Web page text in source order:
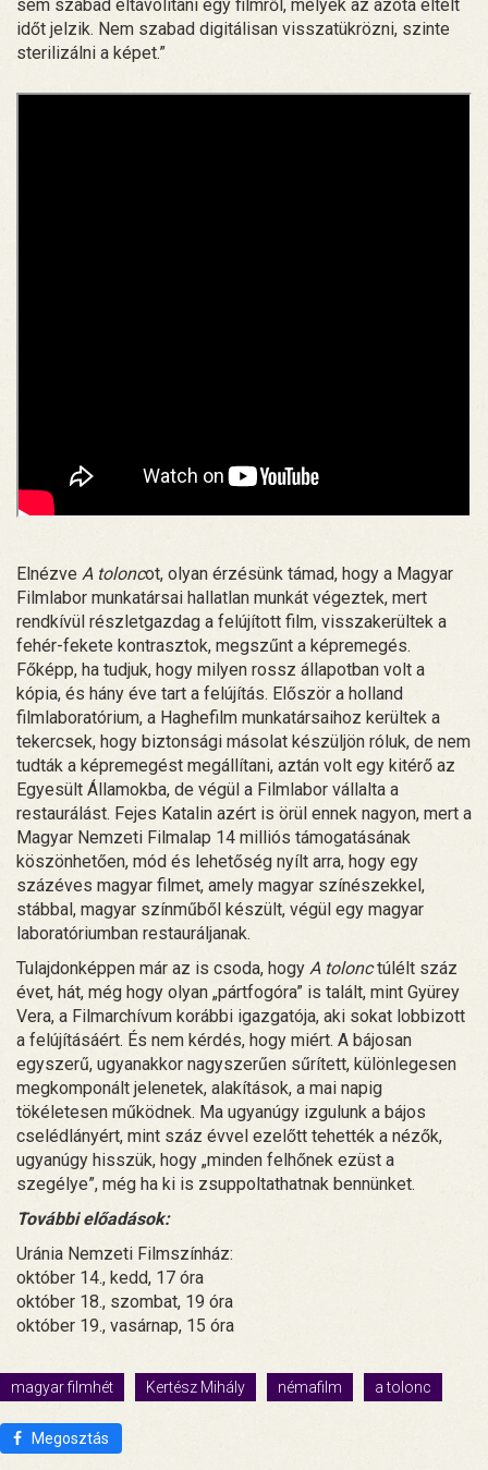
sem szabad eltávolítani egy filmről, melyek az azóta eltelt
időt jelzik. Nem szabad digitálisan visszatükrözni, szinte
sterilizálni a képet.”
Elnézve A toloncot, olyan érzésünk támad, hogy a Magyar
Filmlabor munkatársai hallatlan munkát végeztek, mert
rendkívül részletgazdag a felújított film, visszakerültek a
fehér-fekete kontrasztok, megszűnt a képremegés.
Főképp, ha tudjuk, hogy milyen rossz állapotban volt a
kópia, és hány éve tart a felújítás. Először a holland
filmlaboratórium, a Haghefilm munkatársaihoz kerültek a
tekercsek, hogy biztonsági másolat készüljön róluk, de nem
tudták a képremegést megállítani, aztán volt egy kitérő az
Egyesült Államokba, de végül a Filmlabor vállalta a
restaurálást. Fejes Katalin azért is örül ennek nagyon, mert a
Magyar Nemzeti Filmalap 14 milliós támogatásának
köszönhetően, mód és lehetőség nyílt arra, hogy egy
százéves magyar filmet, amely magyar színészekkel,
stábbal, magyar színműből készült, végül egy magyar
laboratóriumban restauráljanak.
Tulajdonképpen már az is csoda, hogy A tolonctúlélt száz
évet, hát, még hogy olyan „pártfogóra” is talált, mint Gyürey
Vera, a Filmarchívum korábbi igazgatója, aki sokat lobbizott
a felújításáért. És nem kérdés, hogy miért. A bájosan
egyszerű, ugyanakkor nagyszerűen sűrített, különlegesen
megkomponált jelenetek, alakítások, a mai napig
tökéletesen működnek. Ma ugyanúgy izgulunk a bájos
cselédlányért, mint száz évvel ezelőtt tehették a nézők,
ugyanúgy hisszük, hogy „minden felhőnek ezüst a
szegélye”, még ha ki is zsuppoltathatnak bennünket.
További előadások:
Uránia Nemzeti Filmszínház:
október 14., kedd, 17 óra
október 18., szombat, 19 óra
október 19., vasárnap, 15 óra
magyar filmhét Kertész Mihály némafilm a tolonc
Megosztás